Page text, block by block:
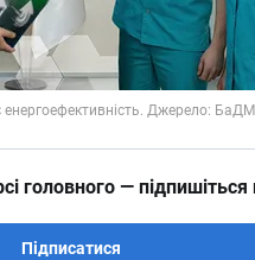
головного —
Підписатися